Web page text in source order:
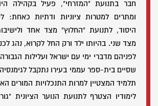
חבר בתנועת "המזרחי", פעיל בקהילה
ומתרים למטרות ציוניות ודתיות כאחת:
היסוד, לתנועת "החלוץ" מצד אחד
מצד שני. בהיותו ילד ורק החל לקרוא, נהג
לפניהם מדברי ימי עם ישראל ועלילות
שסיים בית-ספר עממי בעירו נתקבל
תלמיד המצטיין למרות התנכלויות המורים
לימודיו הצטרף לתנועת הנוער הציונית